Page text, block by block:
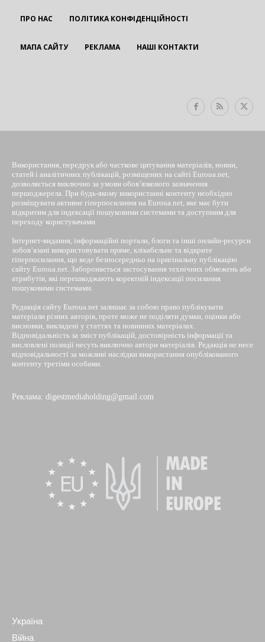
ПРО НАС ПОЛІТИКА КОНФІДЕНЦІЙНОСТІ
МАПА САЙТУ РЕКЛАМА НАШІ КОНТАКТИ
Використання, передрук або часткове цитування матеріалів, новин,
статей і аналітичних публікацій, розміщених на сайті Euroua.net,
дозволяється виключно за умови обов’язкового зазначення
першоджерела. При будь-якому використанні контенту необхідно
розміщувати активне гіперпосилання на Euroua.net, яке має бути
відкритим для індексації пошуковими системами та доступним для
переходу користувачами.
Інтернет-видання, інформаційні портали, блоги та інші онлайн-ресурси
зобов’язані використовувати пряме, клікабельне та відкрите
гіперпосилання, що веде безпосередньо на оригінальну публікацію
сайту Euroua.net. Забороняється застосування технічних обмежень або
атрибутів, які перешкоджають коректній індексації посилання
пошуковими системами.
Редакція сайту Euroua.net залишає за собою право публікувати
матеріали різних авторів, проте може не поділяти думки, оцінки або
висновки, викладені у статтях та новинних матеріалах.
Відповідальність за зміст публікацій, достовірність інформації та
висловлені позиції несуть виключно автори матеріалів. Редакція не несе
відповідальності за можливі наслідки використання опублікованого
контенту третіми особами.
Реклама: digestmediaholding@gmail.com
Україна
Війна